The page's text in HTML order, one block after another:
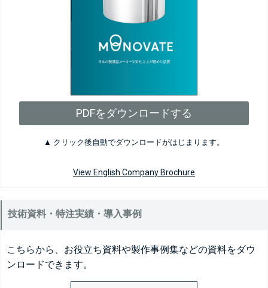
PDFをダウンロードする
▲ クリック後自動でダウンロードがはじまります。
View English Company Brochure
技術資料・特注実績・導入事例
こちらから、お役立ち資料や製作事例集などの資料をダウ
ンロードできます。